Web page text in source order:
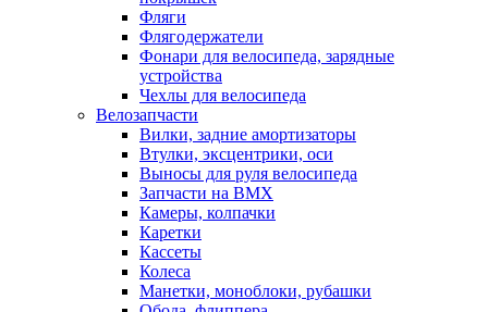
Фляги
Флягодержатели
Фонари для велосипеда, зарядные
устройства
Чехлы для велосипеда
Велозапчасти
Вилки, задние амортизаторы
Втулки, эксцентрики, оси
Выносы для руля велосипеда
Запчасти на BMX
Камеры, колпачки
Каретки
Кассеты
Колеса
Манетки, моноблоки, рубашки